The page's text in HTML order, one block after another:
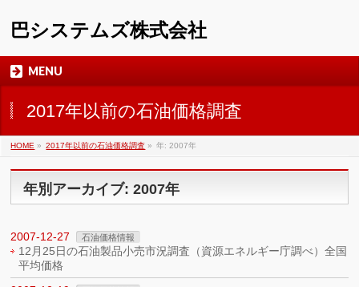
巴システムズ株式会社
MENU
2017年以前の石油価格調査
HOME » 2017年以前の石油価格調査 » 年: 2007年
年別アーカイブ: 2007年
2007-12-27 石油価格情報
12月25日の石油製品小売市況調査（資源エネルギー庁調べ）全国
平均価格